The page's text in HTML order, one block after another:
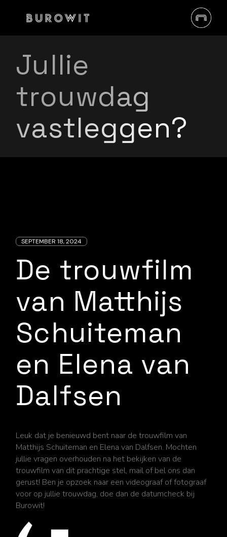
Jullie
trouwdag
vastleggen?
SEPTEMBER 18, 2024
De trouwfilm
van Matthijs
Schuiteman
en Elena van
Dalfsen
Leuk dat je benieuwd bent naar de trouwfilm van
Matthijs Schuiteman en Elena van Dalfsen. Mochten
jullie vragen overhouden na het bekijken van de
trouwfilm van dit prachtige stel, mail of bel ons dan
gerust! Ben je opzoek naar een videograaf of fotograaf
voor op jullie trouwdag, doe dan de datumcheck bij
Burowit!